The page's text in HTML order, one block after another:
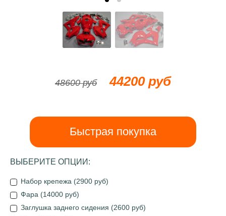
48600 руб 44200 руб
Быстрая покупка
ВЫБЕРИТЕ ОПЦИИ:
Набор крепежа (2900 руб)
Фара (14000 руб)
Заглушка заднего сидения (2600 руб)